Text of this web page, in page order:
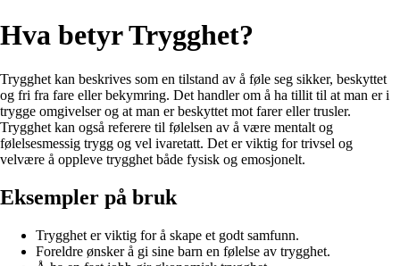
Hva betyr Trygghet?
Trygghet kan beskrives som en tilstand av å føle seg sikker, beskyttet
og fri fra fare eller bekymring. Det handler om å ha tillit til at man er i
trygge omgivelser og at man er beskyttet mot farer eller trusler.
Trygghet kan også referere til følelsen av å være mentalt og
følelsesmessig trygg og vel ivaretatt. Det er viktig for trivsel og
velvære å oppleve trygghet både fysisk og emosjonelt.
Eksempler på bruk
Trygghet er viktig for å skape et godt samfunn.
Foreldre ønsker å gi sine barn en følelse av trygghet.